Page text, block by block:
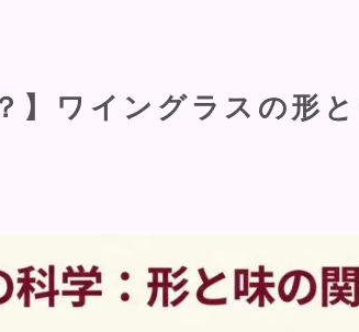
】ワイングラスの形